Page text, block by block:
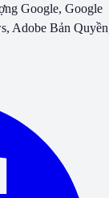
Google, Google
Adobe Bản